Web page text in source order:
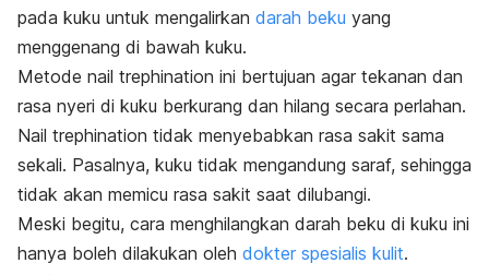
pada kuku untuk mengalirkan darah beku yang
menggenang di bawah kuku.
Metode nail trephination ini bertujuan agar tekanan dan
rasa nyeri di kuku berkurang dan hilang secara perlahan.
Nail trephination tidak menyebabkan rasa sakit sama
sekali. Pasalnya, kuku tidak mengandung saraf, sehingga
tidak akan memicu rasa sakit saat dilubangi.
Meski begitu, cara menghilangkan darah beku di kuku ini
hanya boleh dilakukan oleh dokter spesialis kulit.